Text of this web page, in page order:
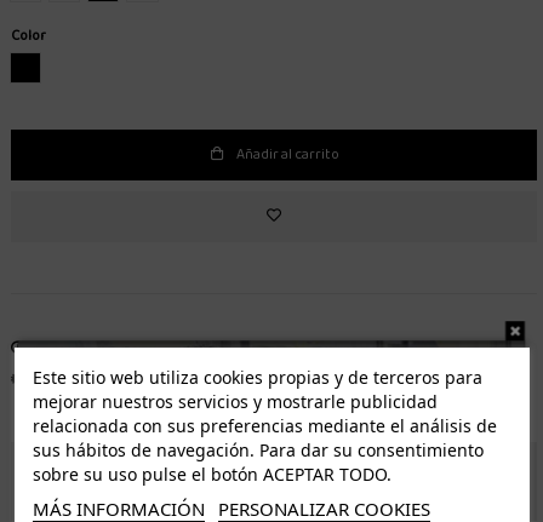
Color
Añadir al carrito
Entrega de 1 a 5 días laborables.
Distribuidor autorizado
Envío gratuito*
Fácil devolución
ENVÍO GRATUITO *
Este sitio web utiliza cookies propias y de terceros para
mejorar nuestros servicios y mostrarle publicidad
relacionada con sus preferencias mediante el análisis de
sus hábitos de navegación. Para dar su consentimiento
sobre su uso pulse el botón ACEPTAR TODO.
MÁS INFORMACIÓN PERSONALIZAR COOKIES